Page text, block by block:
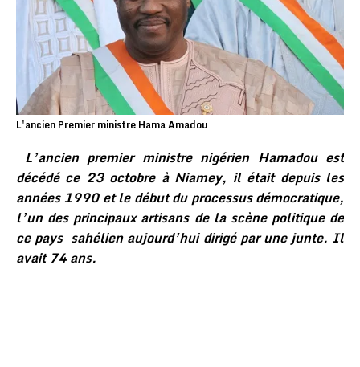
L'ancien Premier ministre Hama Amadou
L’ancien premier ministre nigérien Hamadou est
décédé ce 23 octobre à Niamey, il était depuis les
années 1990 et le début du processus démocratique,
l’un des principaux artisans de la scène politique de
ce pays sahélien aujourd’hui dirigé par une junte. Il
avait 74 ans.